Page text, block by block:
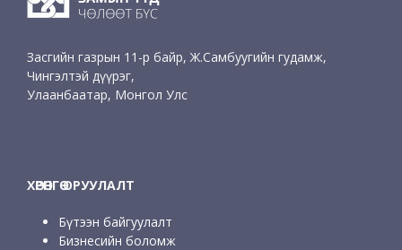
Засгийн газрын 11-р байр, Ж.Самбуугийн гудамж,
Чингэлтэй дүүрэг,
Улаанбаатар, Монгол Улс
ХӨРӨНГӨ ОРУУЛАЛТ
Бүтээн байгуулалт
Бизнесийн боломж